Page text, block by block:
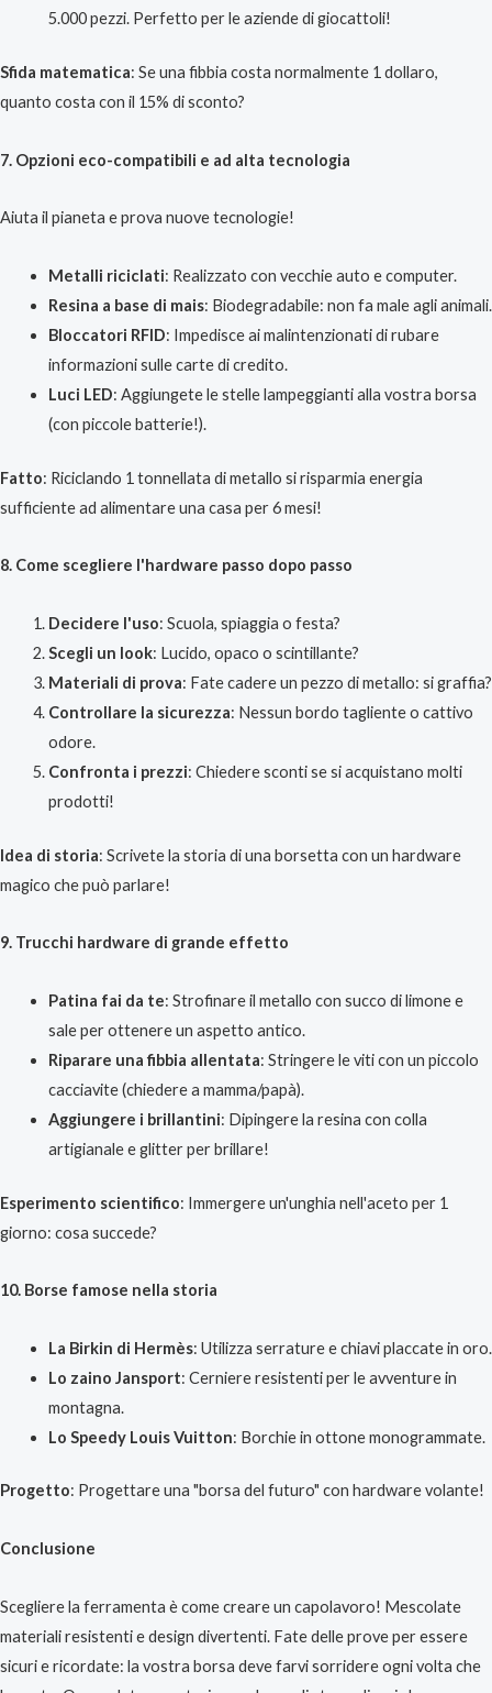
5.000 pezzi. Perfetto per le aziende di giocattoli!
Sfida matematica: Se una fibbia costa normalmente 1 dollaro,
quanto costa con il 15% di sconto?
7. Opzioni eco-compatibili e ad alta tecnologia
Aiuta il pianeta e prova nuove tecnologie!
Metalli riciclati: Realizzato con vecchie auto e computer.
Resina a base di mais: Biodegradabile: non fa male agli animali.
Bloccatori RFID: Impedisce ai malintenzionati di rubare
informazioni sulle carte di credito.
Luci LED: Aggiungete le stelle lampeggianti alla vostra borsa
(con piccole batterie!).
Fatto: Riciclando 1 tonnellata di metallo si risparmia energia
sufficiente ad alimentare una casa per 6 mesi!
8. Come scegliere l'hardware passo dopo passo
Decidere l'uso: Scuola, spiaggia o festa?
Scegli un look: Lucido, opaco o scintillante?
Materiali di prova: Fate cadere un pezzo di metallo: si graffia?
Controllare la sicurezza: Nessun bordo tagliente o cattivo
odore.
Confronta i prezzi: Chiedere sconti se si acquistano molti
prodotti!
Idea di storia: Scrivete la storia di una borsetta con un hardware
magico che può parlare!
9. Trucchi hardware di grande effetto
Patina fai da te: Strofinare il metallo con succo di limone e
sale per ottenere un aspetto antico.
Riparare una fibbia allentata: Stringere le viti con un piccolo
cacciavite (chiedere a mamma/papà).
Aggiungere i brillantini: Dipingere la resina con colla
artigianale e glitter per brillare!
Esperimento scientifico: Immergere un'unghia nell'aceto per 1
giorno: cosa succede?
10. Borse famose nella storia
La Birkin di Hermès: Utilizza serrature e chiavi placcate in oro.
Lo zaino Jansport: Cerniere resistenti per le avventure in
montagna.
Lo Speedy Louis Vuitton: Borchie in ottone monogrammate.
Progetto: Progettare una "borsa del futuro" con hardware volante!
Conclusione
Scegliere la ferramenta è come creare un capolavoro! Mescolate
materiali resistenti e design divertenti. Fate delle prove per essere
sicuri e ricordate: la vostra borsa deve farvi sorridere ogni volta che